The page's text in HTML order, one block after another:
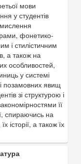
мови
у студентів
фонетико-
і стилістичним
а також на
особливостей,
у системі
позамовних явищ
зі структурою і
її
спираючись на
історії, а також їх